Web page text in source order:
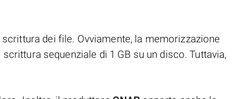
dei file. Ovviamente, la memorizzazione
sequenziale di 1 GB su un disco. Tuttavia,